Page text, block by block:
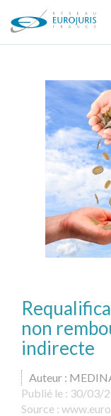
non
indirecte
Auteur :
Publié le : 30/03/
Source :